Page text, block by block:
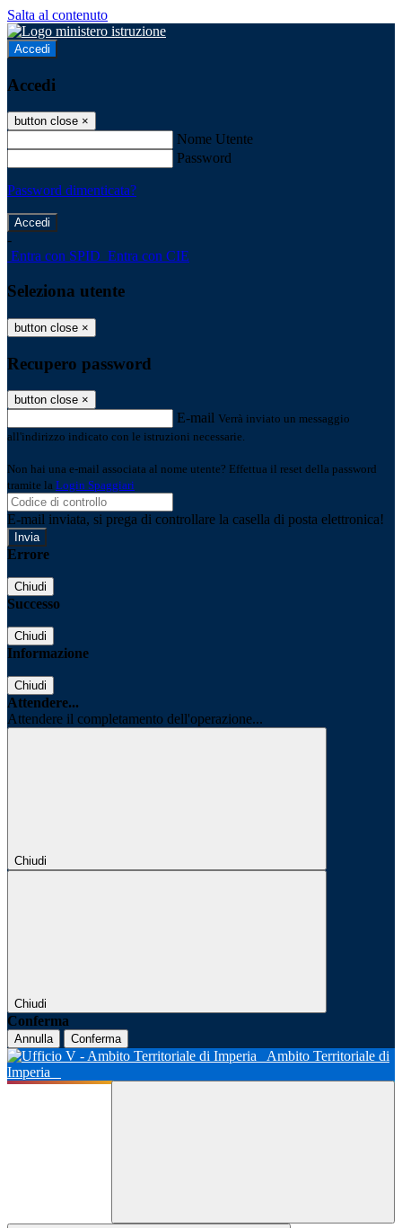
Salta al contenuto
Accedi
Accedi
button close ×
Nome Utente
Password
Password dimenticata?
-
Entra con SPID Entra con CIE
Seleziona utente
button close ×
Recupero password
button close ×
E-mail Verrà inviato un messaggio
all'indirizzo indicato con le istruzioni necessarie.
Non hai una e-mail associata al nome utente? Effettua il reset della password
tramite la Login Spaggiari
E-mail inviata, si prega di controllare la casella di posta elettronica!
Errore
Chiudi
Successo
Chiudi
Informazione
Chiudi
Attendere...
Attendere il completamento dell'operazione...
Chiudi
Chiudi
Conferma
Annulla Conferma
Ambito Territoriale di
Imperia